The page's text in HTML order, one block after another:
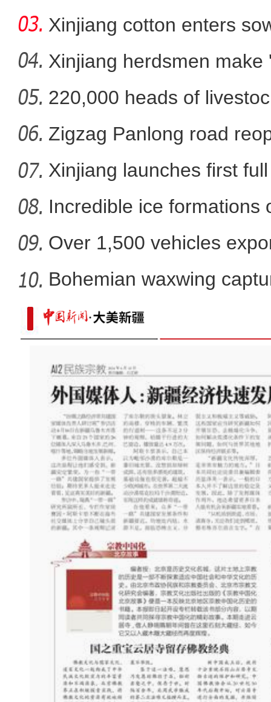
我把柯坪大湾沟
新疆喀什400余万亩冬
Xinjiang cotton enters
Xinjiang herdsmen
220,000 heads of
betwee
Zigzag Panlong road
Xinjiang launches first
Incredible ice formations
Over 1,500 vehicles
Bohemian waxwing